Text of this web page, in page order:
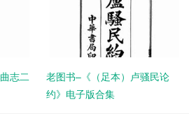
志二
老图书–《（足本）卢骚民论
约》电子版合集